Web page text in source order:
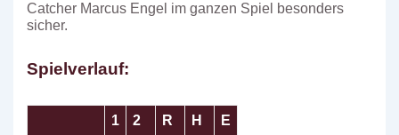
Catcher Marcus Engel im ganzen Spiel besonders
sicher.
Spielverlauf:
1 2 R H
E